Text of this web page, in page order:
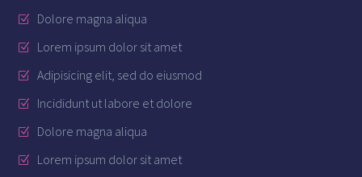
Dolore magna aliqua
Lorem ipsum dolor sit amet
Adipisicing elit, sed do eiusmod
Incididunt ut labore et dolore
Dolore magna aliqua
Lorem ipsum dolor sit amet